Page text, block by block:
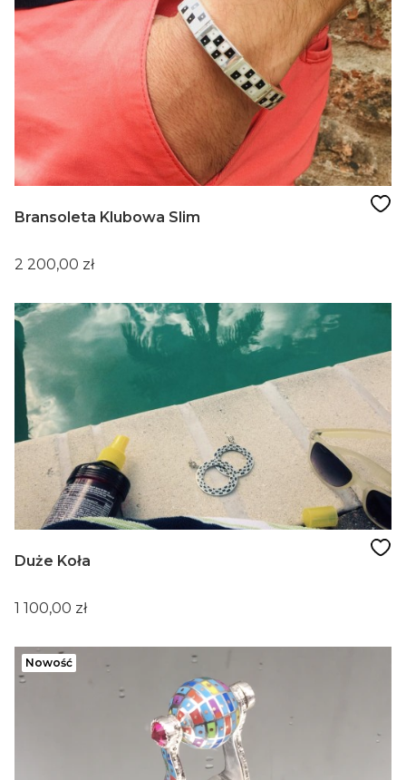
Bransoleta Klubowa Slim
Cena
2 200,00 zł
Duże Koła
Cena
1 100,00 zł
Nowość